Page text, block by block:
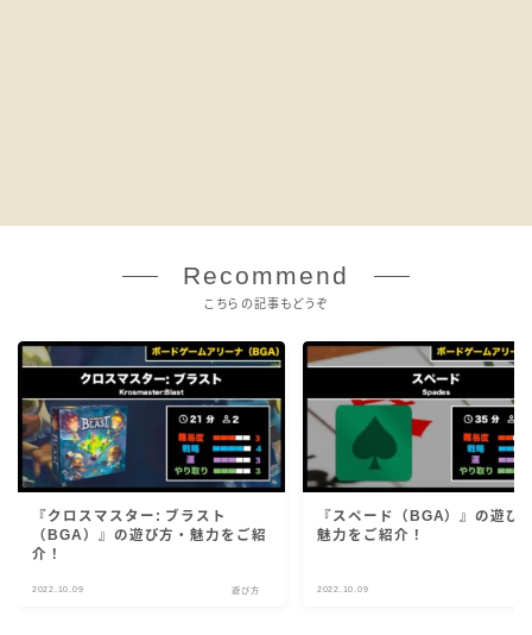
Recommend
こちらの記事もどうぞ
『クロスマスター: ブラスト
（BGA）』の遊び方・魅力をご紹
介！
2022.10.09 遊び方
『スペード（BGA）』の遊び
魅力をご紹介！
2022.10.09